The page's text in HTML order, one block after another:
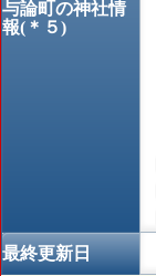
与論町の神社情
報(＊５)
最終更新日